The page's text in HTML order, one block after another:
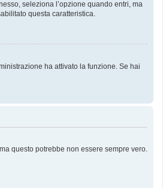
seleziona l’opzione quando entri, ma
questa caratteristica.
ha attivato la funzione. Se hai
questo potrebbe non essere sempre vero.